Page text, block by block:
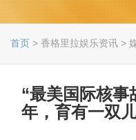
首页 > 香格里拉娱乐资讯 >
“最美国际核事
年，育有一双